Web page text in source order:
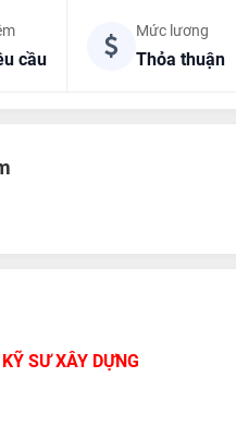
cầu
Mức lương
Thỏa thuận
KỸ SƯ XÂY DỰNG